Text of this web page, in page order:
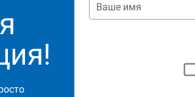
Ваше имя